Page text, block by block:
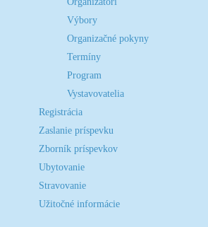
Výbory
Organizačné pokyny
Termíny
Program
Vystavovatelia
Registrácia
Zaslanie príspevku
Zborník príspevkov
Ubytovanie
Stravovanie
Užitočné informácie